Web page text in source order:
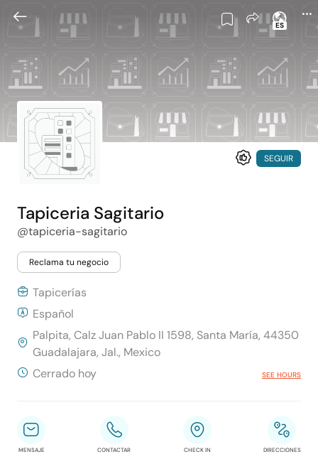
ES
SEGUIR
Tapiceria Sagitario
@tapiceria-sagitario
Reclama tu negocio
Tapicerías
Español
Palpita, Calz Juan Pablo II 1598, Santa María, 44350
Guadalajara, Jal., Mexico
Cerrado hoy
SEE HOURS
MENSAJE CONTACTAR CHECK IN DIRECCIONES